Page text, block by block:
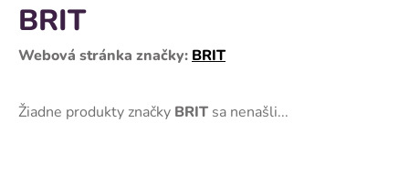
BRIT
Webová stránka značky:BRIT
Žiadne produkty značky BRIT sa nenašli...